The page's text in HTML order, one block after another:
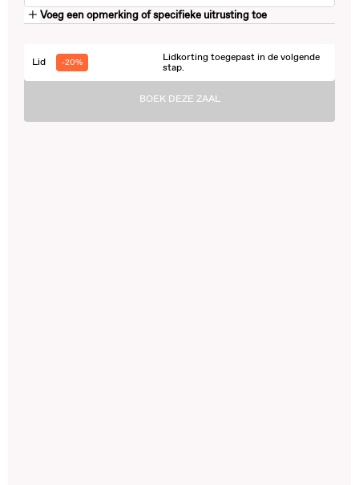
Voeg een opmerking of specifieke uitrusting toe
Lid -20%
Lidkorting toegepast in de volgende
stap.
BOEK DEZE ZAAL